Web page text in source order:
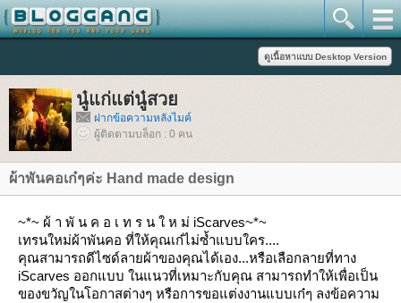
นู๋แก่แต่นู๋สว
ฝากข้อความหลังไมค์
ผู้ติดตามบล็อก : 0 คน
ผ้าพันคอเก๋ๆค่ะ Hand made design
~*~ ผ้ า พั น ค อ เ ท ร น ใ ห ม่ iScarves~*~
เทรนใหม่ผ้าพันคอ ที่ให้คุณเก๋ไม่ซ้ำแบบใคร....
คุณสามารถดีไซด์ลายผ้าของคุณได้เอง...หรือเลือกลายที่ทาง
iScarves ออกแบบ ในแนวที่เหมาะกับคุณ สามารถทำให้เพื่อเป็น
ของขวัญในโอกาสต่างๆ หรือการขอแต่งงานแบบเก๋ๆ ลงข้อความ